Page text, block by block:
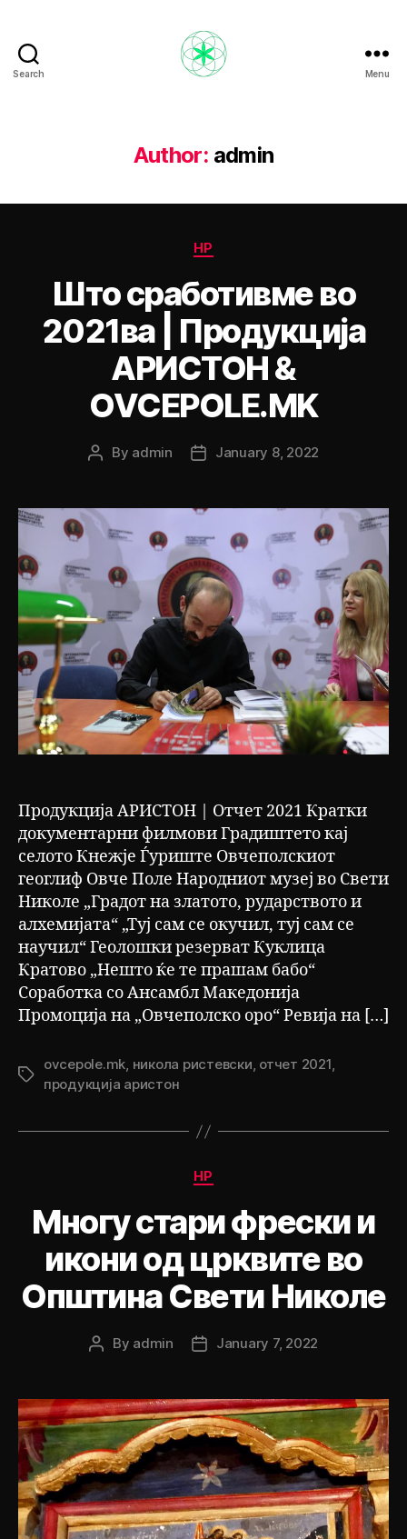
Search Menu
Author: admin
Categories
НР
Што сработивме во
2021ва | Продукција
АРИСТОН &
OVCEPOLE.MK
Post
By admin
PostJanuary 8, 2022
Продукција АРИСТОН | Отчет 2021 Кратки
документарни филмови Градиштето кај
селото Кнежје Ѓуриште Овчеполскиот
геоглиф Овче Поле Народниот музеј во Свети
Николе „Градот на златото, рударството и
алхемијата“ „Туј сам се окучил, туј сам се
научил“ Геолошки резерват Куклица
Кратово „Нешто ќе те прашам бабо“
Соработка со Ансамбл Македонија
Промоција на „Овчеполско оро“ Ревија на […]
Tags
ovcepole.mk, никола ристевски, отчет 2021,
продукција аристон
Categories
НР
Многу стари фрески и
икони од црквите во
Општина Свети Николе
Post
By admin
PostJanuary 7, 2022